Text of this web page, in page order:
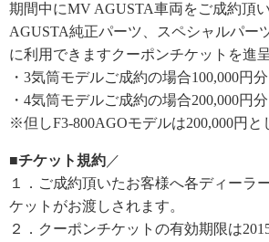
期間中にMV AGUSTA車両をご成約頂
AGUSTA純正パーツ、スペシャルパー
に利用できますクーポンチケットを進
・3気筒モデルご成約の場合100,000円
・4気筒モデルご成約の場合200,000円
※但しF3-800AGOモデルは200,000円と
■チケット規約 ／
１．ご成約頂いたお客様へ各ディーラ
ケットがお渡しされます。
２．クーポンチケットの有効期限は